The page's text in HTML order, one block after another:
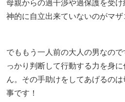
母親からの過干渉や過保護を受
神的に自立出来ていないのがマザ
でももう一人前の大人の男なの
っかり判断して行動する力を身
ん。その手助けをしてあげるの
事です！